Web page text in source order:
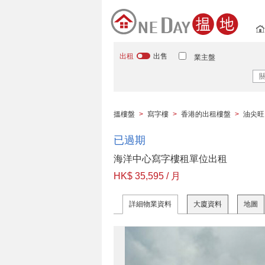
出租 出售 業主盤
搵樓盤 > 寫字樓 > 香港的出租樓盤 > 油尖旺
已過期
海洋中心寫字樓租單位出租
HK$ 35,595 / 月
詳細物業資料 大廈資料 地圖